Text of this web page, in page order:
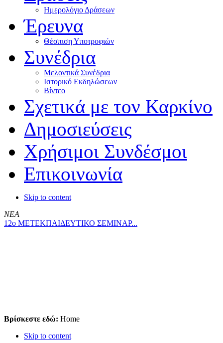
Ημερολόγιο Δράσεων
Έρευνα
Θέσπιση Υποτροφιών
Συνέδρια
Μελοντικά Συνέδρια
Ιστορικό Εκδηλώσεων
Βίντεο
Σχετικά με τον Καρκίνο
Δημοσιεύσεις
Χρήσιμοι Συνδέσμοι
Επικοινωνία
Skip to content
ΝΕΑ
12ο ΜΕΤΕΚΠΑΙΔΕΥΤΙΚΟ ΣΕΜΙΝΑΡ...
Βρίσκεστε εδώ: Home
Skip to content